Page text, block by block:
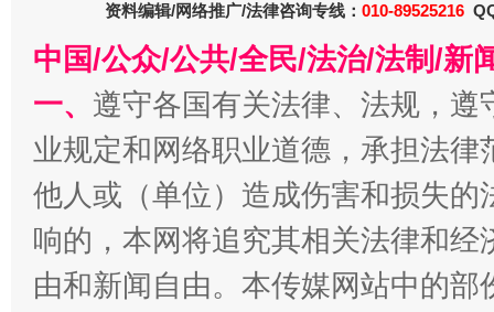
千年窑火 生生不息 一
资料编辑/网络推广/法律咨询专线： 010-89525216
中国/公众/公共/全民/法治/法制/新
一、 遵守各国有关法律、法规，
业规定和网络职业道德，承担法
他人或（单位）造成伤害和损失
响的，本网将追究其相关法律和
由和新闻自由。本传媒网站中的